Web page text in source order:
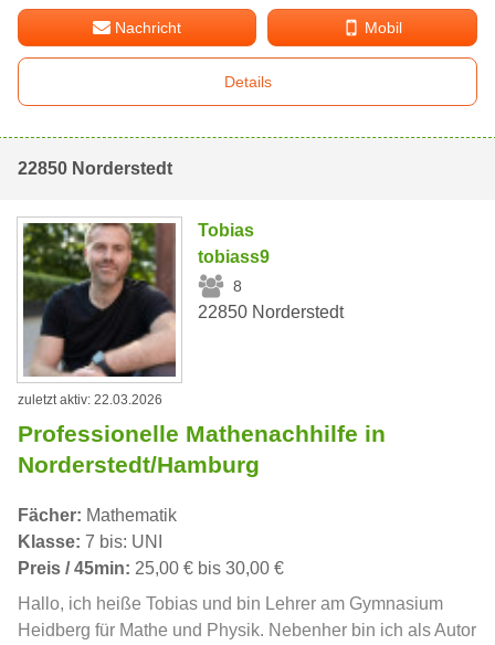
Nachricht Mobil
Details
22850 Norderstedt
Tobias
tobiass9
8
22850 Norderstedt
zuletzt aktiv: 22.03.2026
Professionelle Mathenachhilfe in
Norderstedt/Hamburg
Fächer: Mathematik
Klasse: 7 bis: UNI
Preis / 45min: 25,00 € bis 30,00 €
Hallo, ich heiße Tobias und bin Lehrer am Gymnasium
Heidberg für Mathe und Physik. Nebenher bin ich als Autor